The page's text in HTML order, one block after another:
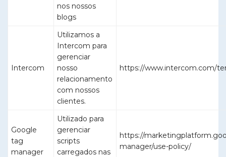
nos nossos
blogs
Intercom
Utilizamos a
Intercom para
gerenciar
nosso
relacionamento
com nossos
clientes.
https://www.intercom.com/
Google
tag
manager
Utilizado para
gerenciar
scripts
carregados nas
https://
manager/use-policy/